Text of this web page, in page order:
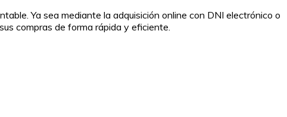
Ya sea mediante la adquisición online con DNI electrónico o
compras de forma rápida y eficiente.